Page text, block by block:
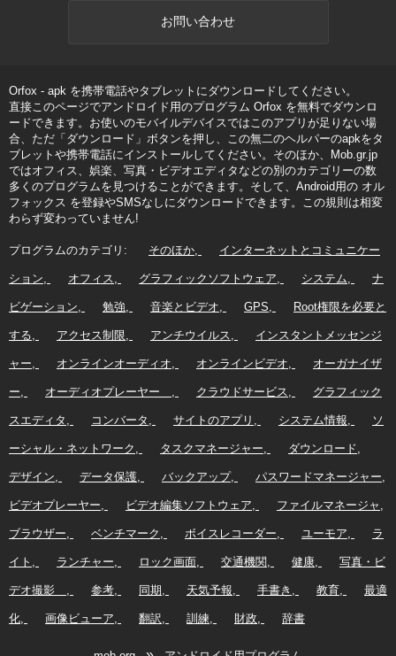
お問い合わせ
Orfox - apk を携帯電話やタブレットにダウンロードしてください。
直接このページでアンドロイド用のプログラム Orfox を無料でダウンロ
ードできます。お使いのモバイルデバイスではこのアプリが足りない場
合、ただ「ダウンロード」ボタンを押し、この無二のヘルパーのapkをタ
ブレットや携帯電話にインストールしてください。そのほか、Mob.gr.jp
ではオフィス、娯楽、写真・ビデオエディタなどの別のカテゴリーの数
多くのプログラムを見つけることができます。そして、Android用の オル
フォックス を登録やSMSなしにダウンロードできます。この規則は相変
わらず変わっていません!
プログラムのカテゴリ: そのほか インターネットとコミュニケー
ション オフィス グラフィックソフトウェア システム ナ
ビゲーション 勉強 音楽とビデオ GPS Root権限を必要と
する アクセス制限 アンチウイルス インスタントメッセンジ
ャー オンラインオーディオ オンラインビデオ オーガナイザ
ー オーディオプレーヤー クラウドサービス グラフィック
スエディタ コンバータ サイトのアプリ システム情報 ソ
ーシャル・ネットワーク タスクマネージャー ダウンロード
デザイン データ保護 バックアップ パスワードマネージャー
ビデオプレーヤー ビデオ編集ソフトウェア ファイルマネージャ
ブラウザー ベンチマーク ボイスレコーダー ユーモア ラ
イト ランチャー ロック画面 交通機関 健康 写真・ビ
デオ撮影 参考 同期 天気予報 手書き 教育 最適
化 画像ビューア 翻訳 訓練 財政 辞書